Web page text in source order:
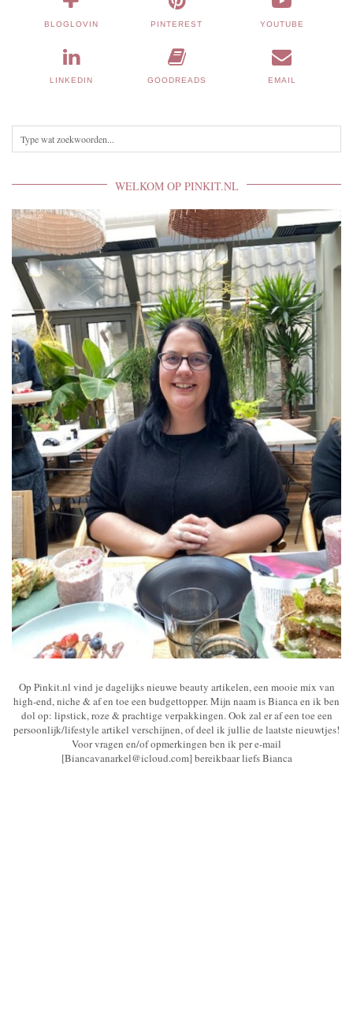
BLOGLOVIN PINTEREST YOUTUBE
LINKEDIN GOODREADS EMAIL
WELKOM OP PINKIT.NL
Op Pinkit.nl vind je dagelijks nieuwe beauty artikelen, een mooie mix van
high-end, niche & af en toe een budgettopper. Mijn naam is Bianca en ik ben
dol op: lipstick, roze & prachtige verpakkingen. Ook zal er af een toe een
persoonlijk/lifestyle artikel verschijnen, of deel ik jullie de laatste nieuwtjes!
Voor vragen en/of opmerkingen ben ik per e-mail
[Biancavanarkel@icloud.com] bereikbaar liefs Bianca